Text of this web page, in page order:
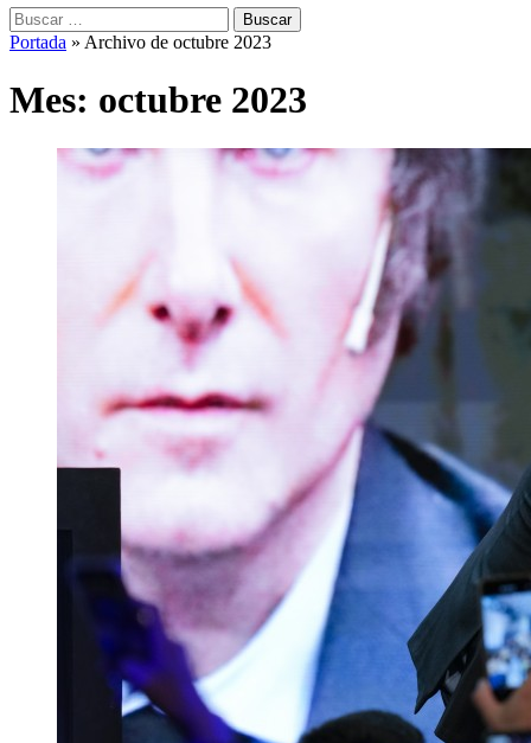
Buscar:
Portada » Archivo de octubre 2023
Mes: octubre 2023